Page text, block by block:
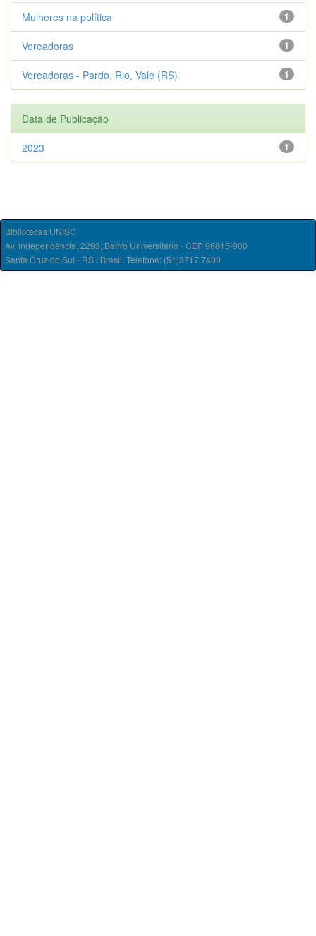
1
Mulheres na política
1
Vereadoras
1
Vereadoras - Pardo, Rio, Vale (RS)
Data de Publicação
1
2023
Bibliotecas UNISC
Av. Independência, 2293, Bairro Universitário - CEP 96815-900
Santa Cruz do Sul - RS / Brasil. Telefone: (51)3717.7409